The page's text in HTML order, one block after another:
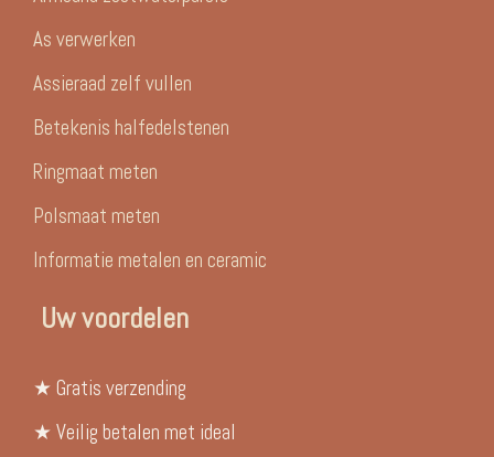
As verwerken
Assieraad zelf vullen
Betekenis halfedelstenen
Ringmaat meten
Polsmaat meten
Informatie metalen en ceramic
Uw voordelen
★ Gratis verzending
★ Veilig betalen met ideal